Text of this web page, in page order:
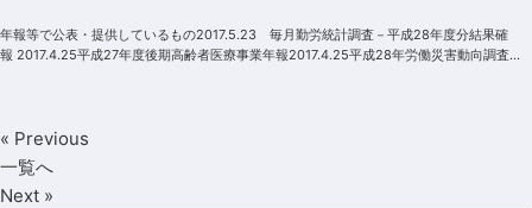
年報等で公表・提供しているもの2017.5.23 毎月勤労統計調査－平成28年度分結果確
報 2017.4.25平成27年度後期高齢者医療事業年報2017.4.25平成28年労働災害動向調査
« Previous
一覧へ
Next »